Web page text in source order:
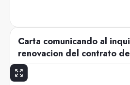
Carta comunicando al
renovacion del contrato